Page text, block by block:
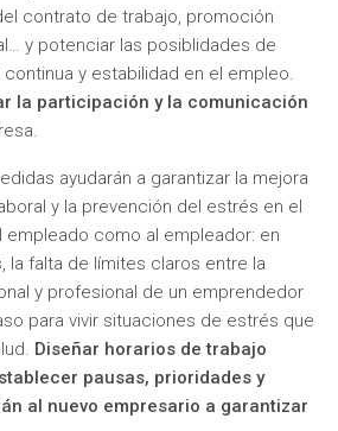
contrato de trabajo, promoción
y potenciar las posiblidades de
y estabilidad en el empleo.
la participación y la comunicación
ayudarán a garantizar la mejora
y la prevención del estrés en el
empleado como al empleador: en
la falta de límites claros entre la
y profesional de un emprendedor
para vivir situaciones de estrés que
Diseñar horarios de trabajo
pausas, prioridades y
al nuevo empresario a garantizar